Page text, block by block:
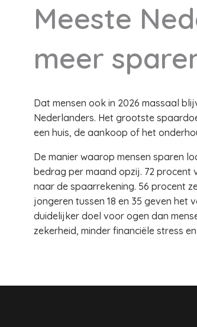
Meeste
meer
Dat mensen ook in 2026 massaal
Nederlanders. Het grootste
een huis, de aankoop of het
De manier waarop mensen sparen
bedrag per maand opzij. 72 procent
naar de spaarrekening. 56 procent
jongeren tussen 18 en 35 geven
duidelijker doel voor ogen dan
zekerheid, minder financiële stress